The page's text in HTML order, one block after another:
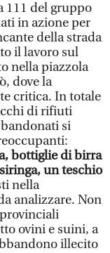
111 del gruppo
in azione per
della strada
il lavoro sul
nella piazzola
dove la
critica. In totale
di rifiuti
si
bottiglie di birra
un teschio
nella
analizzare. Non
ovini e suini, a
illecito